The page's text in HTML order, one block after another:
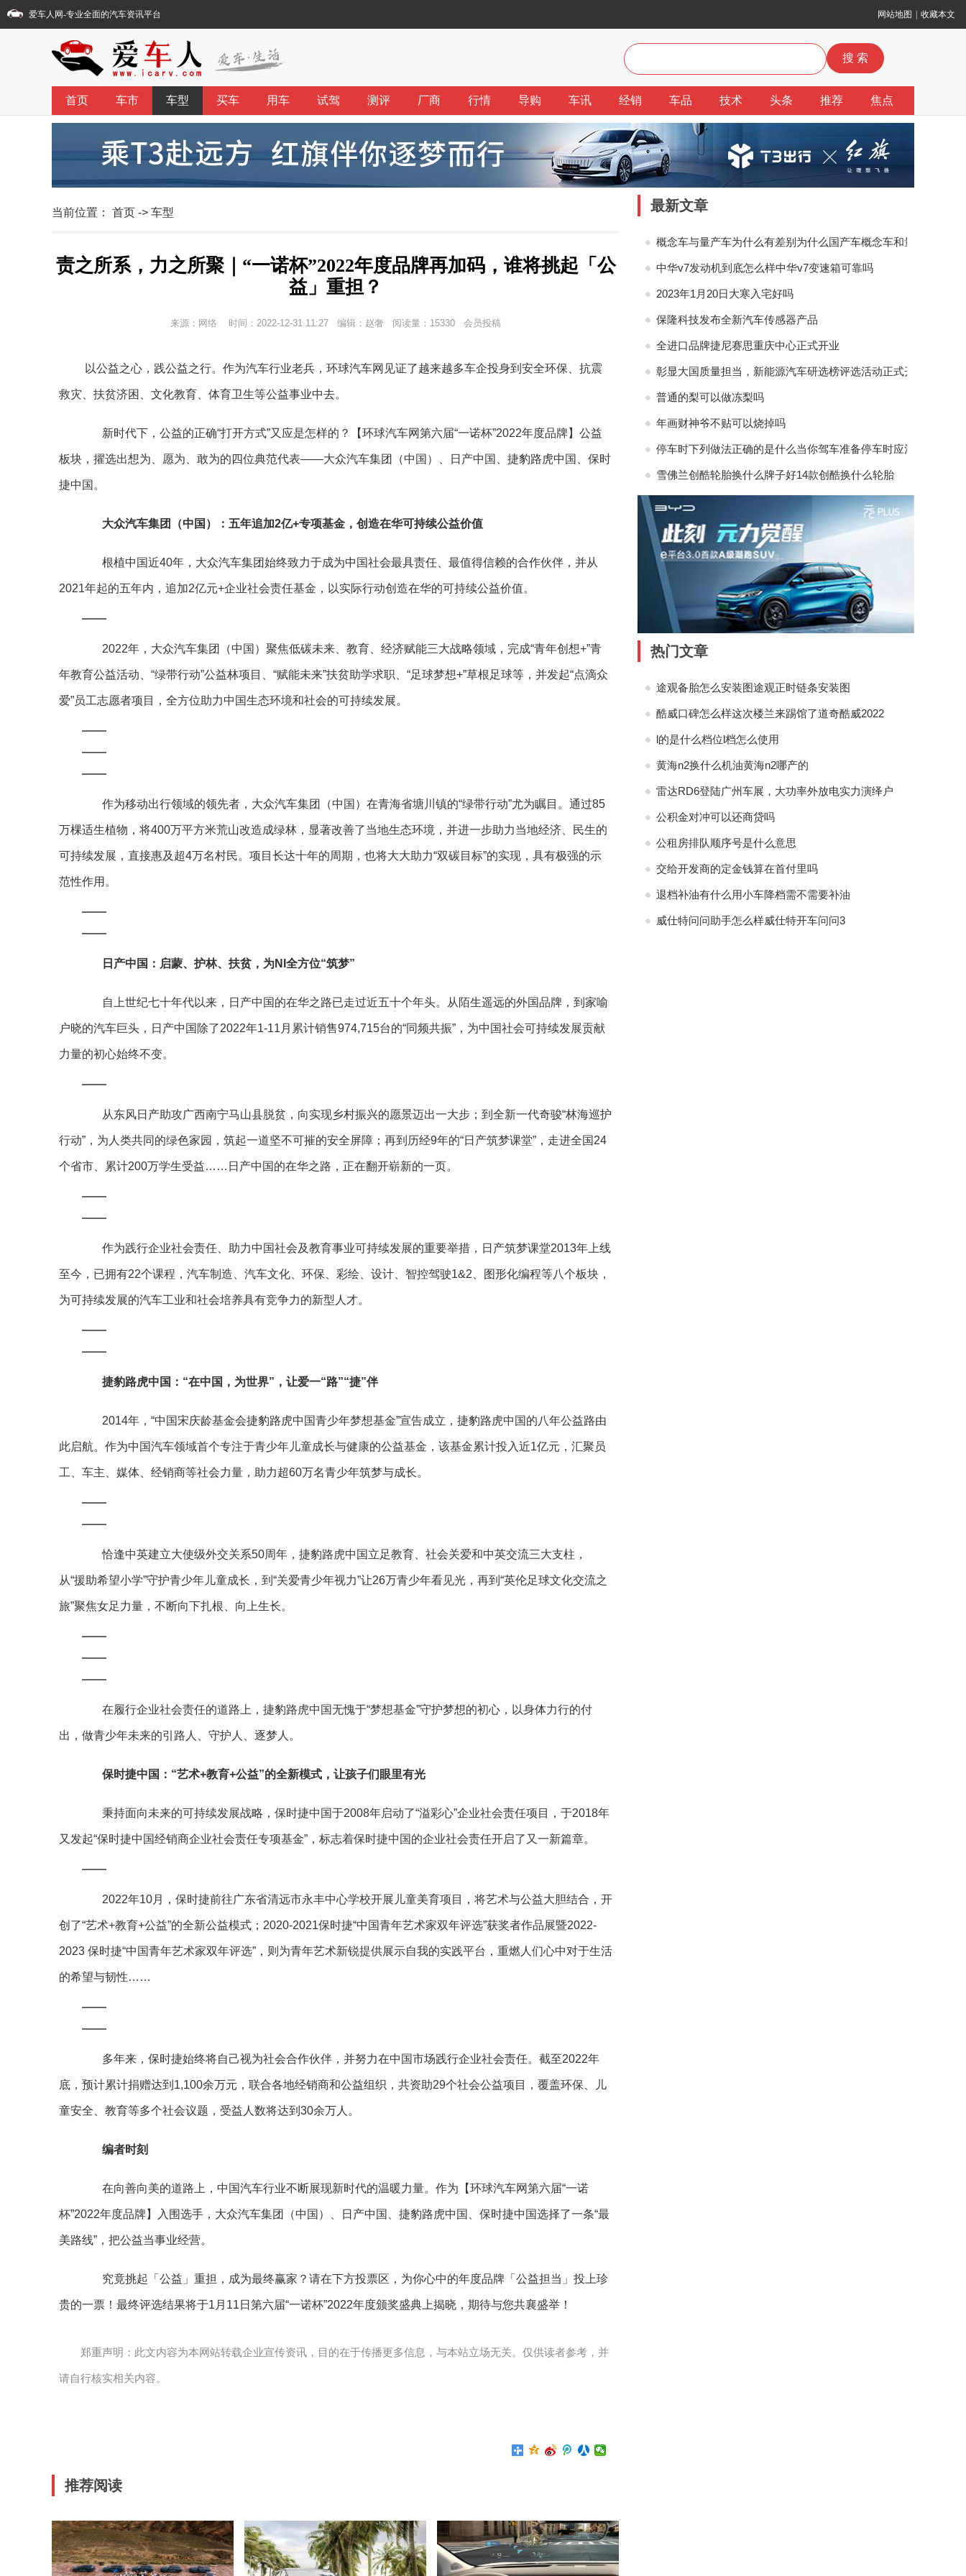
爱车人网-专业全面的汽车资讯平台 网站地图 收藏本文
首页 车市 车型 买车 用车 试驾 测评 厂商 行情 导购 车讯 经销 车品 技术 头条 推荐 焦点
当前位置： 首页 -> 车型
责之所系，力之所聚｜“一诺杯”2022年度品牌再加码，谁将挑起「公
益」重担？
来源：网络 时间：2022-12-31 11:27 编辑：赵奢 阅读量：15330 会员投稿
以公益之心，践公益之行。作为汽车行业老兵，环球汽车网见证了越来越多车企投身到安全环保、抗震
救灾、扶贫济困、文化教育、体育卫生等公益事业中去。
新时代下，公益的正确“打开方式”又应是怎样的？【环球汽车网第六届“一诺杯”2022年度品牌】公益
板块，擢选出想为、愿为、敢为的四位典范代表——大众汽车集团（中国）、日产中国、捷豹路虎中国、保时
捷中国。
大众汽车集团（中国）：五年追加2亿+专项基金，创造在华可持续公益价值
根植中国近40年，大众汽车集团始终致力于成为中国社会最具责任、最值得信赖的合作伙伴，并从
2021年起的五年内，追加2亿元+企业社会责任基金，以实际行动创造在华的可持续公益价值。
2022年，大众汽车集团（中国）聚焦低碳未来、教育、经济赋能三大战略领域，完成“青年创想+”青
年教育公益活动、“绿带行动”公益林项目、“赋能未来”扶贫助学求职、“足球梦想+”草根足球等，并发起“点滴众
爱”员工志愿者项目，全方位助力中国生态环境和社会的可持续发展。
作为移动出行领域的领先者，大众汽车集团（中国）在青海省塘川镇的“绿带行动”尤为瞩目。通过85
万棵适生植物，将400万平方米荒山改造成绿林，显著改善了当地生态环境，并进一步助力当地经济、民生的
可持续发展，直接惠及超4万名村民。项目长达十年的周期，也将大大助力“双碳目标”的实现，具有极强的示
范性作用。
日产中国：启蒙、护林、扶贫，为NI全方位“筑梦”
自上世纪七十年代以来，日产中国的在华之路已走过近五十个年头。从陌生遥远的外国品牌，到家喻
户晓的汽车巨头，日产中国除了2022年1-11月累计销售974,715台的“同频共振”，为中国社会可持续发展贡献
力量的初心始终不变。
从东风日产助攻广西南宁马山县脱贫，向实现乡村振兴的愿景迈出一大步；到全新一代奇骏“林海巡护
行动”，为人类共同的绿色家园，筑起一道坚不可摧的安全屏障；再到历经9年的“日产筑梦课堂”，走进全国24
个省市、累计200万学生受益……日产中国的在华之路，正在翻开崭新的一页。
作为践行企业社会责任、助力中国社会及教育事业可持续发展的重要举措，日产筑梦课堂2013年上线
至今，已拥有22个课程，汽车制造、汽车文化、环保、彩绘、设计、智控驾驶1&2、图形化编程等八个板块，
为可持续发展的汽车工业和社会培养具有竞争力的新型人才。
捷豹路虎中国：“在中国，为世界”，让爱一“路”“捷”伴
2014年，“中国宋庆龄基金会捷豹路虎中国青少年梦想基金”宣告成立，捷豹路虎中国的八年公益路由
此启航。作为中国汽车领域首个专注于青少年儿童成长与健康的公益基金，该基金累计投入近1亿元，汇聚员
工、车主、媒体、经销商等社会力量，助力超60万名青少年筑梦与成长。
恰逢中英建立大使级外交关系50周年，捷豹路虎中国立足教育、社会关爱和中英交流三大支柱，
从“援助希望小学”守护青少年儿童成长，到“关爱青少年视力”让26万青少年看见光，再到“英伦足球文化交流之
旅”聚焦女足力量，不断向下扎根、向上生长。
在履行企业社会责任的道路上，捷豹路虎中国无愧于“梦想基金”守护梦想的初心，以身体力行的付
出，做青少年未来的引路人、守护人、逐梦人。
保时捷中国：“艺术+教育+公益”的全新模式，让孩子们眼里有光
秉持面向未来的可持续发展战略，保时捷中国于2008年启动了“溢彩心”企业社会责任项目，于2018年
又发起“保时捷中国经销商企业社会责任专项基金”，标志着保时捷中国的企业社会责任开启了又一新篇章。
2022年10月，保时捷前往广东省清远市永丰中心学校开展儿童美育项目，将艺术与公益大胆结合，开
创了“艺术+教育+公益”的全新公益模式；2020-2021保时捷“中国青年艺术家双年评选”获奖者作品展暨2022-
2023 保时捷“中国青年艺术家双年评选”，则为青年艺术新锐提供展示自我的实践平台，重燃人们心中对于生活
的希望与韧性……
多年来，保时捷始终将自己视为社会合作伙伴，并努力在中国市场践行企业社会责任。截至2022年
底，预计累计捐赠达到1,100余万元，联合各地经销商和公益组织，共资助29个社会公益项目，覆盖环保、儿
童安全、教育等多个社会议题，受益人数将达到30余万人。
编者时刻
在向善向美的道路上，中国汽车行业不断展现新时代的温暖力量。作为【环球汽车网第六届“一诺
杯”2022年度品牌】入围选手，大众汽车集团（中国）、日产中国、捷豹路虎中国、保时捷中国选择了一条“最
美路线”，把公益当事业经营。
究竟挑起「公益」重担，成为最终赢家？请在下方投票区，为你心中的年度品牌「公益担当」投上珍
贵的一票！最终评选结果将于1月11日第六届“一诺杯”2022年度颁奖盛典上揭晓，期待与您共襄盛举！
郑重声明：此文内容为本网站转载企业宣传资讯，目的在于传播更多信息，与本站立场无关。仅供读者参考，并
请自行核实相关内容。
推荐阅读
最新文章
概念车与量产车为什么有差别为什么国产车概念车和量
中华v7发动机到底怎么样中华v7变速箱可靠吗
2023年1月20日大寒入宅好吗
保隆科技发布全新汽车传感器产品
全进口品牌捷尼赛思重庆中心正式开业
彰显大国质量担当，新能源汽车研选榜评选活动正式开
普通的梨可以做冻梨吗
年画财神爷不贴可以烧掉吗
停车时下列做法正确的是什么当你驾车准备停车时应注
雪佛兰创酷轮胎换什么牌子好14款创酷换什么轮胎
热门文章
途观备胎怎么安装图途观正时链条安装图
酷威口碑怎么样这次楼兰来踢馆了道奇酷威2022
l的是什么档位l档怎么使用
黄海n2换什么机油黄海n2哪产的
雷达RD6登陆广州车展，大功率外放电实力演绎户
公积金对冲可以还商贷吗
公租房排队顺序号是什么意思
交给开发商的定金钱算在首付里吗
退档补油有什么用小车降档需不需要补油
威仕特问问助手怎么样威仕特开车问问3